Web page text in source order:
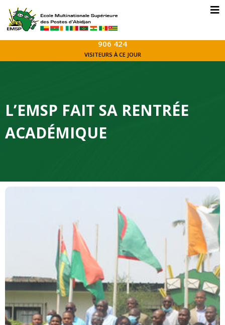
906 424
VISITEURS À CE JOUR
L’EMSP FAIT SA RENTRÉE
ACADÉMIQUE